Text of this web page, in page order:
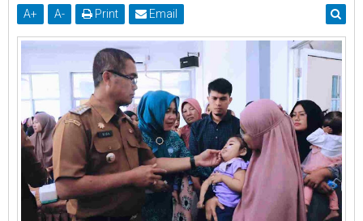
A+ A- Print Email